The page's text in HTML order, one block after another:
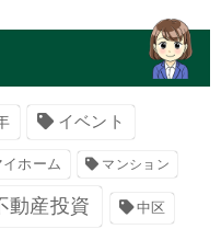
イベント
イホーム マンション
動産投資 中区